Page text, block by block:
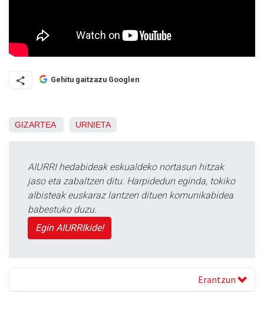
Gehitu gaitzazu Googlen
GIZARTEA URNIETA
AIURRI hedabideak eskualdeko nortasun hitzak
jaso eta zabaltzen ditu. Harpidedun eginda, tokiko
albisteak euskaraz lantzen dituen komunikabidea
babestuko duzu.
Egin AIURRIkide!
Erantzun